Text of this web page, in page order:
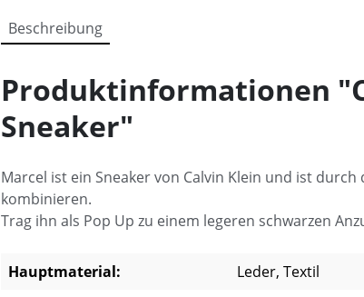
Beschreibung
Produktinformationen
Sneaker"
Marcel ist ein Sneaker von Calvin Klein und ist
kombinieren.
Trag ihn als Pop Up zu einem legeren schwarzen
Hauptmaterial:
Leder, Textil